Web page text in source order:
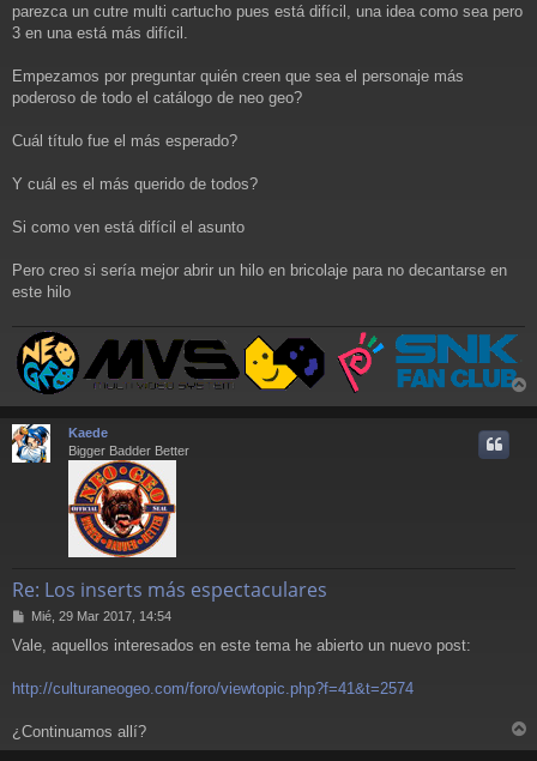
parezca un cutre multi cartucho pues está difícil, una idea como sea pero
3 en una está más difícil.
Empezamos por preguntar quién creen que sea el personaje más
poderoso de todo el catálogo de neo geo?
Cuál título fue el más esperado?
Y cuál es el más querido de todos?
Si como ven está difícil el asunto
Pero creo si sería mejor abrir un hilo en bricolaje para no decantarse en
este hilo
r
Kaede
Bigger Badder Better
Re: Los inserts más espectaculares
M
n
a
e
Mié, 29 Mar 2017, 14:54
Vale, aquellos interesados en este tema he abierto un nuevo post:
http://culturaneogeo.com/foro/viewtopic.php?f=41&t=2574
¿Continuamos allí?
r